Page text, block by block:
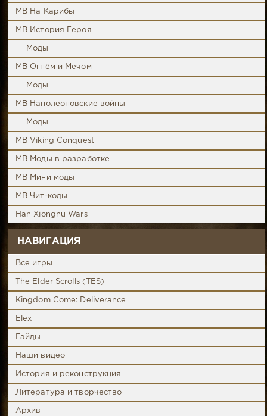
MB На Карибы
MB История Героя
Моды
MB Огнём и Мечом
Моды
MB Наполеоновские войны
Моды
MB Viking Conquest
MB Моды в разработке
MB Мини моды
MB Чит-коды
Han Xiongnu Wars
НАВИГАЦИЯ
Все игры
The Elder Scrolls (TES)
Kingdom Come: Deliverance
Elex
Гайды
Наши видео
История и реконструкция
Литература и творчество
Архив